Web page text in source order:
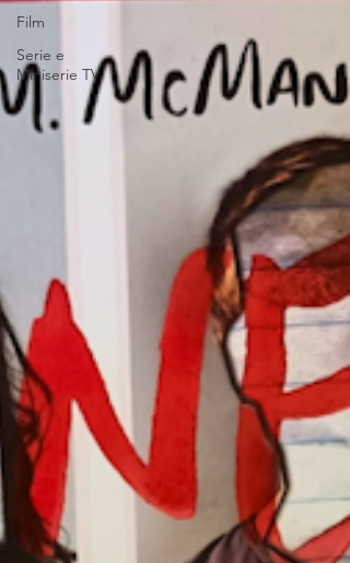
Film
Serie e
Miniserie TV